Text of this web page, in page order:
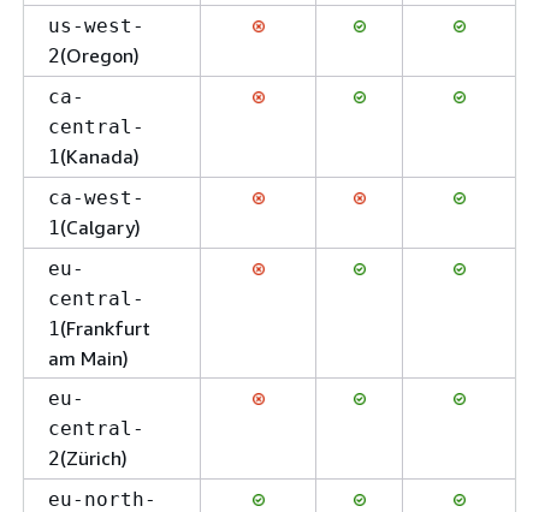
us-west-
2(Oregon)
ca-
central-
1(Kanada)
ca-west-
1(Calgary)
eu-
central-
1(Frankfurt
am Main)
eu-
central-
2(Zürich)
eu-north-